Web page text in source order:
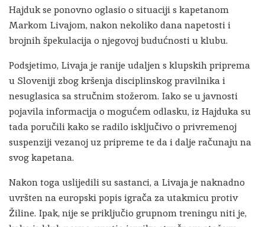
Hajduk se ponovno oglasio o situaciji s kapetanom
Markom Livajom, nakon nekoliko dana napetosti i
brojnih špekulacija o njegovoj budućnosti u klubu.
Podsjetimo, Livaja je ranije udaljen s klupskih priprema
u Sloveniji zbog kršenja disciplinskog pravilnika i
nesuglasica sa stručnim stožerom. Iako se u javnosti
pojavila informacija o mogućem odlasku, iz Hajduka su
tada poručili kako se radilo isključivo o privremenoj
suspenziji vezanoj uz pripreme te da i dalje računaju na
svog kapetana.
Nakon toga uslijedili su sastanci, a Livaja je naknadno
uvršten na europski popis igrača za utakmicu protiv
Žiline. Ipak, nije se priključio grupnom treningu niti je,